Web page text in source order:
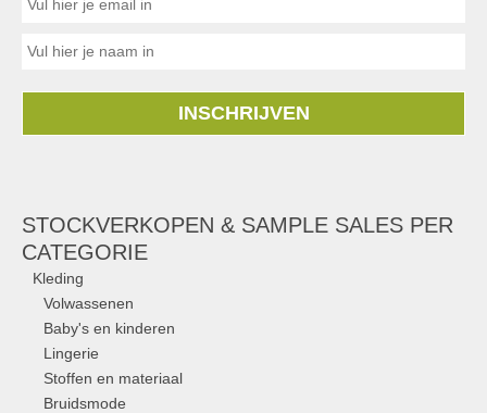
INSCHRIJVEN
STOCKVERKOPEN & SAMPLE SALES PER
CATEGORIE
Kleding
Volwassenen
Baby's en kinderen
Lingerie
Stoffen en materiaal
Bruidsmode